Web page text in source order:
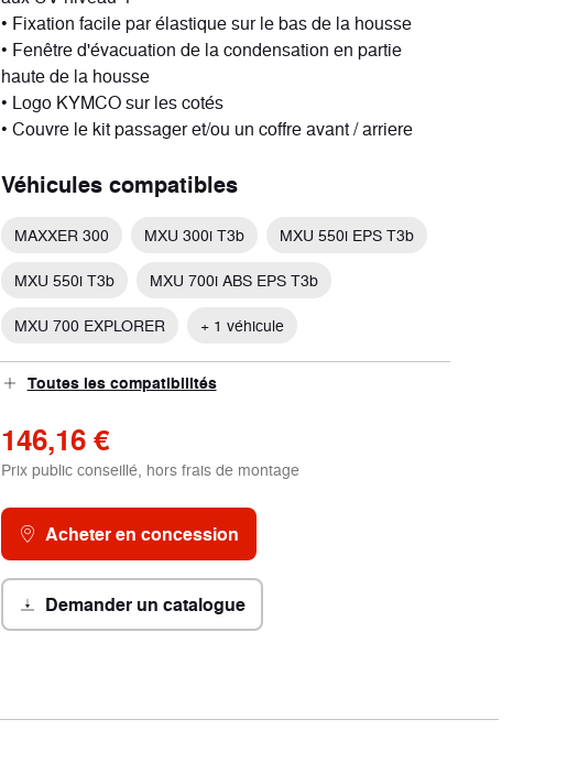
Scooters électriques
2 véhicules
• Fixation facile par élastique sur le bas de la housse
• Fenêtre d'évacuation de la condensation en partie
haute de la housse
• Logo KYMCO sur les cotés
• Couvre le kit passager et/ou un coffre avant / arriere
Véhicules compatibles
MAXXER 300 MXU 300i T3b MXU 550i EPS T3b
MXU 550i T3b MXU 700i ABS EPS T3b
MXU 700 EXPLORER + 1 véhicule
Toutes les compatibilités
146,16 €
Prix public conseillé, hors frais de montage
Acheter en concession
Demander un catalogue